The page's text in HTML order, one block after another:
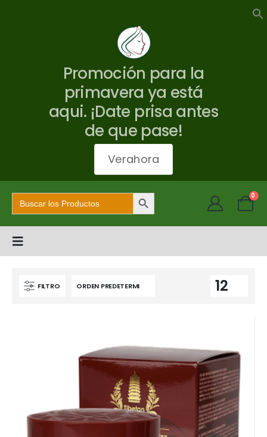
Promoción para la
primavera ya está
aqui. ¡Date prisa antes
de que pase!
Verahora
Buscar: Botón de búsqueda 0
FILTRO